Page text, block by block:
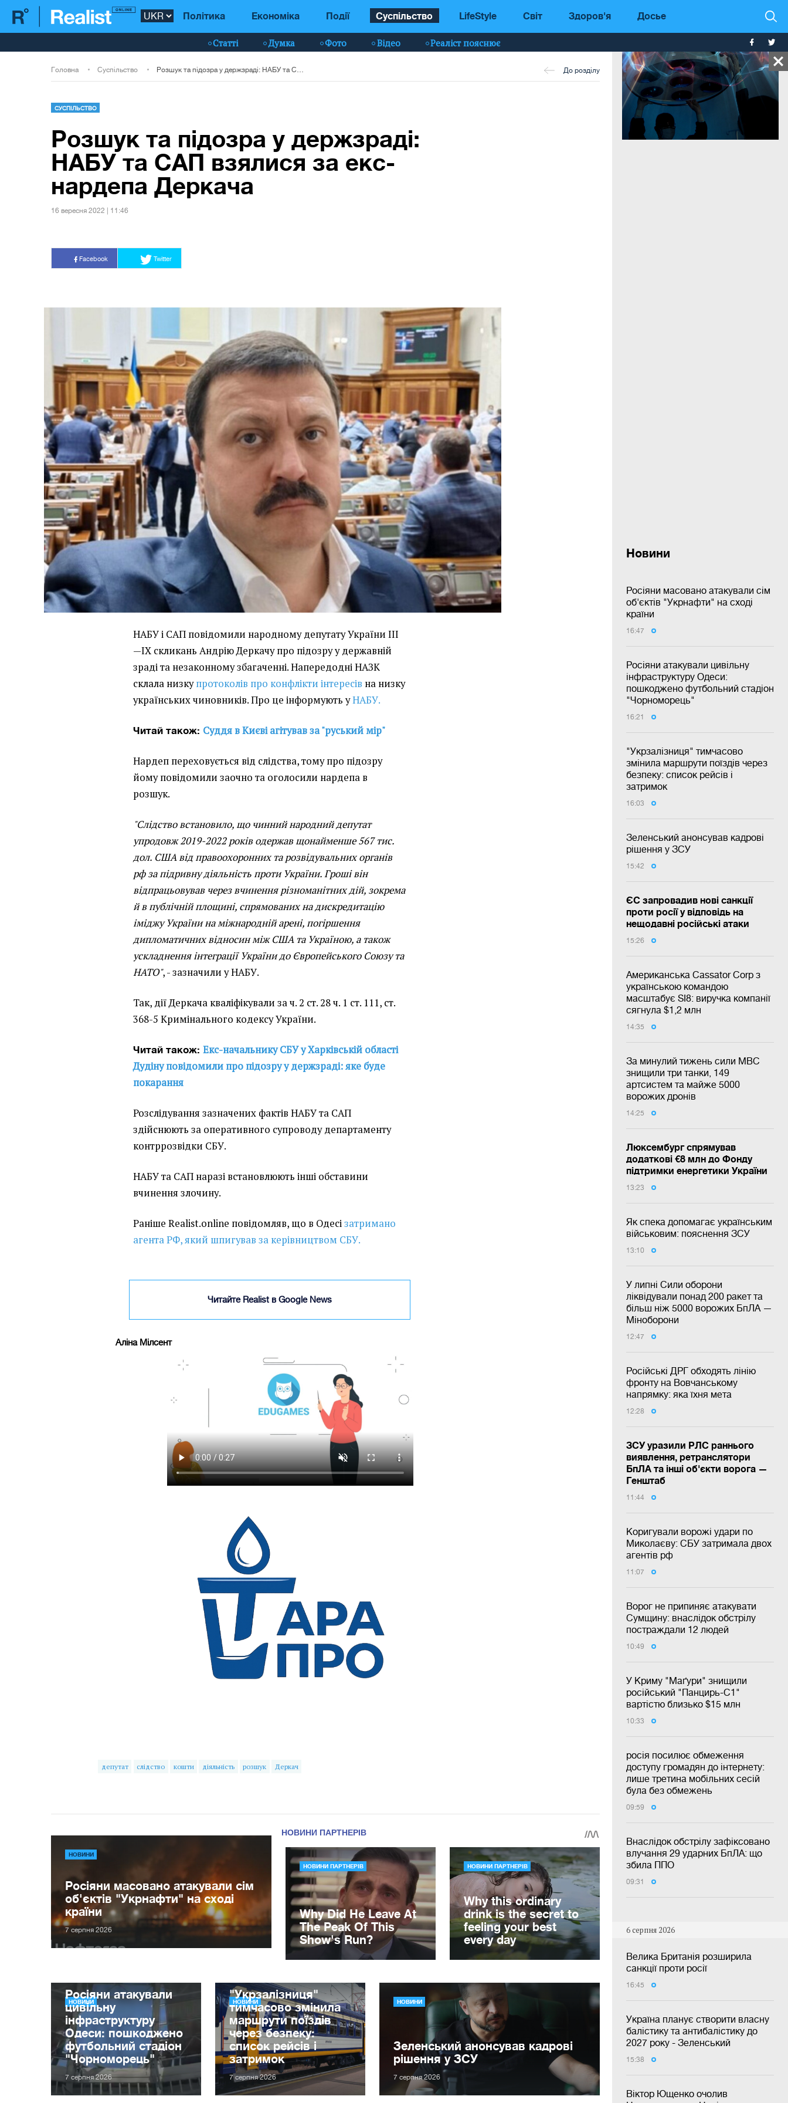
Політика Економіка Події Суспільство LifeStyle Світ Здоров'я Досье
Статті Думка Фото Відео Реаліст пояснює
Новини
Росіяни масовано атакували сім
об'єктів "Укрнафти" на сході
країни
16:47
Росіяни атакували цивільну
інфраструктуру Одеси:
пошкоджено футбольний стадіон
"Чорноморець"
16:21
"Укрзалізниця" тимчасово
змінила маршрути поїздів через
безпеку: список рейсів і
затримок
16:03
Зеленський анонсував кадрові
рішення у ЗСУ
15:42
ЄС запровадив нові санкції
проти росії у відповідь на
нещодавні російські атаки
15:26
Американська Cassator Corp з
українською командою
масштабує SI8: виручка компанії
сягнула $1,2 млн
14:35
За минулий тижень сили МВС
знищили три танки, 149
артсистем та майже 5000
ворожих дронів
14:25
Люксембург спрямував
додаткові €8 млн до Фонду
підтримки енергетики України
13:23
Як спека допомагає українським
військовим: пояснення ЗСУ
13:10
У липні Сили оборони
ліквідували понад 200 ракет та
більш ніж 5000 ворожих БпЛА —
Міноборони
12:47
Російські ДРГ обходять лінію
фронту на Вовчанському
напрямку: яка їхня мета
12:28
ЗСУ уразили РЛС раннього
виявлення, ретранслятори
БпЛА та інші об'єкти ворога —
Генштаб
11:44
Коригували ворожі удари по
Миколаєву: СБУ затримала двох
агентів рф
11:07
Ворог не припиняє атакувати
Сумщину: внаслідок обстрілу
постраждали 12 людей
10:49
У Криму "Маґури" знищили
російський "Панцирь-С1"
вартістю близько $15 млн
10:33
росія посилює обмеження
доступу громадян до інтернету:
лише третина мобільних сесій
була без обмежень
09:59
Внаслідок обстрілу зафіксовано
влучання 29 ударних БпЛА: що
збила ППО
09:31
6 серпня 2026
Велика Британія розширила
санкції проти росії
16:45
Україна планує створити власну
балістику та антибалістику до
2027 року - Зеленський
15:38
Віктор Ющенко очолив
Головна Суспільство До розділу
СУСПІЛЬСТВО
Розшук та підозра у держзраді:
НАБУ та САП взялися за екс-
нардепа Деркача
16 вересня 2022 | 11:46
Facebook Twitter
НАБУ і САП повідомили народному депутату України III
—IX скликань Андрію Деркачу про підозру у державній
зраді та незаконному збагаченні. Напередодні НАЗК
склала низкупротоколів про конфлікти інтересів на низку
українських чиновників. Про це інформують уНАБУ.
Читай також: Суддя в Києві агітував за "руський мір"
Нардеп переховується від слідства, тому про підозру
йому повідомили заочно та оголосили нардепа в
розшук.
"Слідство встановило, що чинний народний депутат
упродовж 2019-2022 років одержав щонайменше 567 тис.
дол. США від правоохоронних та розвідувальних органів
рф за підривну діяльність проти України. Гроші він
відпрацьовував через вчинення різноманітних дій, зокрема
й в публічній площині, спрямованих на дискредитацію
іміджу України на міжнародній арені, погіршення
дипломатичних відносин між США та Україною, а також
ускладнення інтеграції України до Європейського Союзу та
НАТО", - зазначили у НАБУ.
Так, дії Деркача кваліфікували за ч. 2 ст. 28 ч. 1 ст. 111, ст.
368-5 Кримінального кодексу України.
Читай також:Екс-начальнику СБУ у Харківській області
Дудіну повідомили про підозру у держзраді: яке буде
покарання
Розслідування зазначених фактів НАБУ та САП
здійснюють за оперативного супроводу департаменту
контррозвідки СБУ.
НАБУ та САП наразі встановлюють інші обставини
вчинення злочину.
Раніше Realist.online повідомляв, що в Одесізатримано
агента РФ, який шпигував за керівництвом СБУ.
Читайте Realist в Google News
Аліна Мілсент
депутат слідство кошти діяльність розшук Деркач
НОВИНИ
Росіяни масовано атакували сім
об'єктів "Укрнафти" на сході
країни
7 серпня 2026
НОВИНИ
Росіяни атакували
цивільну
інфраструктуру
Одеси: пошкоджено
футбольний стадіон
"Чорноморець"
7 серпня 2026
НОВИНИ
"Укрзалізниця"
тимчасово змінила
маршрути поїздів
через безпеку:
список рейсів і
затримок
7 серпня 2026
НОВИНИ
Зеленський анонсував кадрові
рішення у ЗСУ
7 серпня 2026